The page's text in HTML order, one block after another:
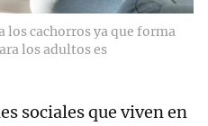
los cachorros ya que forma
los adultos es
sociales que viven en